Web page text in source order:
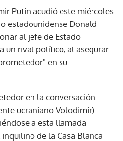
Putin acudió este miércoles
estadounidense Donald
al jefe de Estado
un rival político, al asegurar
en su
en la conversación
ucraniano Volodimir)
a esta llamada
de la Casa Blanca